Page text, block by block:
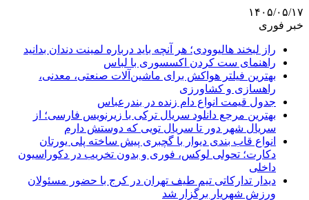
۱۴۰۵/۰۵/۱۷
خبر فوری
راز لبخند هالیوودی؛ هر آنچه باید درباره لمینت دندان بدانید
راهنمای ست کردن اکسسوری با لباس
بهترین فیلتر هواکش برای ماشین‌آلات صنعتی، معدنی،
راهسازی و کشاورزی
جدول قیمت انواع دام زنده در بندرعباس
بهترین مرجع دانلود سریال ترکی با زیرنویس فارسی؛ از
سریال شهر دور تا سریال تویی که دوستش دارم
انواع قاب بندی دیوار با گچبری پیش ساخته پلی یورتان
دکارت؛ تحولی لوکس، فوری و بدون تخریب در دکوراسیون
داخلی
دیدار تدارکاتی تیم طیف تهران در کرج با حضور مسئولان
ورزش شهریار برگزار شد